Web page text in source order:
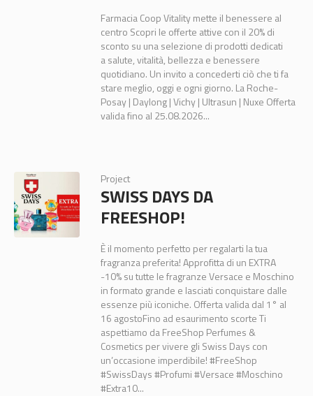
Farmacia Coop Vitality mette il benessere al
centro Scopri le offerte attive con il 20% di
sconto su una selezione di prodotti dedicati
a salute, vitalità, bellezza e benessere
quotidiano. Un invito a concederti ciò che ti fa
stare meglio, oggi e ogni giorno. La Roche-
Posay | Daylong | Vichy | Ultrasun | Nuxe Offerta
valida fino al 25.08.2026...
Project
SWISS DAYS DA
FREESHOP!
È il momento perfetto per regalarti la tua
fragranza preferita! Approfitta di un EXTRA
-10% su tutte le fragranze Versace e Moschino
in formato grande e lasciati conquistare dalle
essenze più iconiche. Offerta valida dal 1° al
16 agostoFino ad esaurimento scorte Ti
aspettiamo da FreeShop Perfumes &
Cosmetics per vivere gli Swiss Days con
un’occasione imperdibile! #FreeShop
#SwissDays #Profumi #Versace #Moschino
#Extra10...